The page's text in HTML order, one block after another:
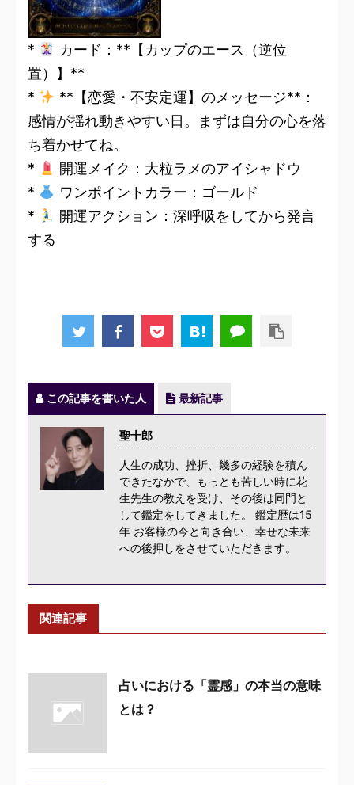
*
カード：**【カップのエース（逆位
置）】**
*
**【恋愛・不安定運】のメッセージ**：
感情が揺れ動きやすい日。まずは自分の心を落
ち着かせてね。
*
開運メイク：大粒ラメのアイシャドウ
*
ワンポイントカラー：ゴールド
*
開運アクション：深呼吸をしてから発言
する
この記事を書いた人 最新記事
聖十郎
人生の成功、挫折、幾多の経験を積ん
できたなかで、もっとも苦しい時に花
生先生の教えを受け、その後は同門と
して鑑定をしてきました。 鑑定歴は15
年 お客様の今と向き合い、幸せな未来
への後押しをさせていただきます。
関連記事
占いにおける「霊感」の本当の意味
とは？